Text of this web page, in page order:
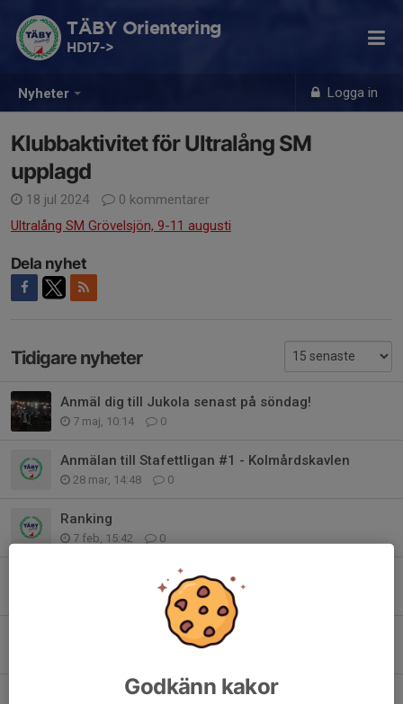
Nyheter Logga in
TÄBY Orientering
HD17->
Klubbaktivitet för Ultralång SM
upplagd
18 jul 2024
0 kommentarer
Ultralång SM Grövelsjön, 9-11 augusti
Dela nyhet
Tidigare nyheter
Anmäl dig till Jukola senast på söndag!
7 maj, 10:14 0
Anmälan till Stafettligan #1 - Kolmårdskavlen
28 mar, 14:48 0
Ranking
7 feb, 15:42 0
U23 träffarna, första 15/2
0
10milasamling och anmälan
Aktivitetsanmälan till SL#5, SL#6-7 öppen
Godkänn kakor